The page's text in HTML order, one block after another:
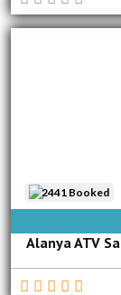
Alanya ATV
2441 Booked